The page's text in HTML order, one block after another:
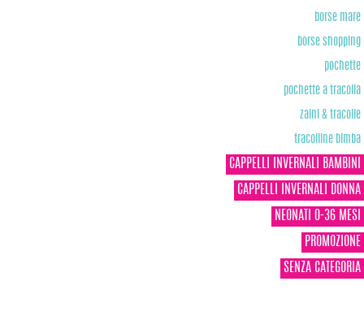
borse mare
borse shopping
pochette
pochette a tracolla
zaini & tracolle
tracolline bimba
CAPPELLI INVERNALI BAMBINI
CAPPELLI INVERNALI DONNA
NEONATI 0-36 MESI
PROMOZIONE
SENZA CATEGORIA